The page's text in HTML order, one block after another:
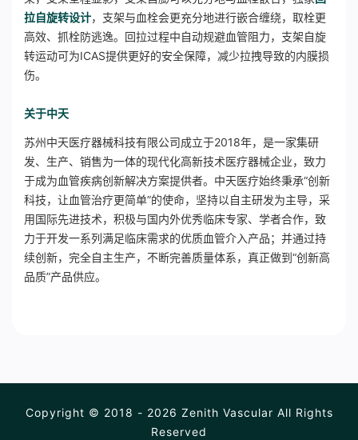
拉自旋转设计，支架与血栓会更充分地进行嵌合缠绕，取栓更
高效、抓栓防逃逸。回拉过程中自动规避血管阻力，支架自旋
转运动可为ICAS提供更好的安全保障，减少拉拽导致的内膜损
伤。
关于中天
苏州中天医疗器械科技有限公司成立于2018年，是一家集研
发、生产、销售为一体的现代化高新技术医疗器械企业，致力
于成为血管疾病创新解决方案提供者。中天医疗始终秉承“创新
科技，让血管治疗更简单”的使命，坚持以自主研发为主导，采
用国际先进技术，积极与国内外优秀临床专家、学者合作，致
力于开发一系列满足临床需求的优质血管介入产品；并通过持
续创新，完全自主生产，不断完善质量体系，真正做到“创新高
品质”产品供应。
Copyright © 2018 - 2026 Zenith Vascular All Rights
Reserved